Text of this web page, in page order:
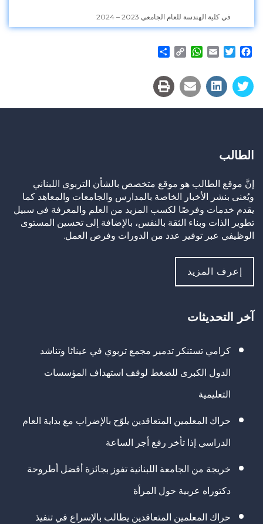
في كلية الهندسة للعام الجامعي 2023 – 2024
Facebook
Twitter
Email
WhatsApp
Copy
الطالب
إنَّ موقع الطالب هو موقع متخصص بالشأن التربوي اللبناني
ويُعنى بنشر الأخبار الخاصة بالمدارس والجامعات والمعاهد كما
يقدم خدمات وفرصًا لكسب المزيد من العلم والمعرفة في سبيل
تطوير الذات وبناء الثقة بالنفس، بالإضافة إلى تحسين المستوى
الوظيفي عبر توفير عدد من الدورات وفرص العمل.
إعرف المزيد
آخر التحديثات
كرامي تستنكر تدمير مجمع تربوي في عيناثا وتناشد
الدول الكبرى للضغط لوقف استهداف المؤسسات
التعليمية
حراك المعلمين المتعاقدين يلوّح بالإضراب مع بداية العام
الدراسي إذا تأخر رفع أجر الساعة
خريجة من الجامعة اللبنانية تفوز بجائزة أفضل أطروحة
دكتوراه عربية حول المرأة
حراك المعلمين المتعاقدين يطالب بالإسراع في تنفيذ